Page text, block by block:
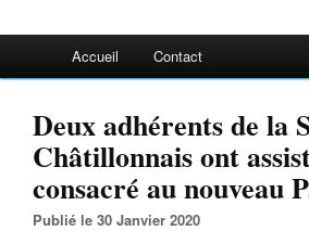
Accueil Contact
Deux adhérents de la
Châtillonnais ont
consacré au nouveau
Publié le 30 Janvier 2020